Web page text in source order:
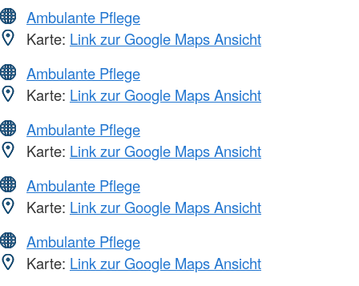
Ambulante Pflege
Karte: Link zur Google Maps Ansicht
Ambulante Pflege
Karte: Link zur Google Maps Ansicht
Ambulante Pflege
Karte: Link zur Google Maps Ansicht
Ambulante Pflege
Karte: Link zur Google Maps Ansicht
Ambulante Pflege
Karte: Link zur Google Maps Ansicht